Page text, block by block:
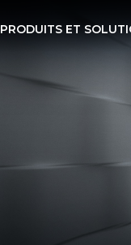
PRODUITS ET